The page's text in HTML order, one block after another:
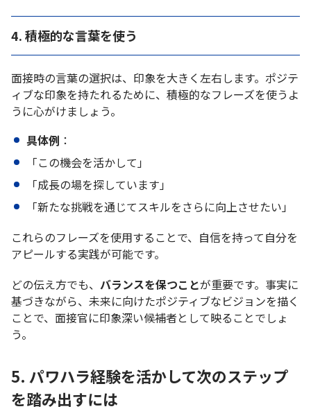
4. 積極的な言葉を使う
面接時の言葉の選択は、印象を大きく左右します。ポジテ
ィブな印象を持たれるために、積極的なフレーズを使うよ
うに心がけましょう。
具体例 ：
「この機会を活かして」
「成長の場を探しています」
「新たな挑戦を通じてスキルをさらに向上させたい」
これらのフレーズを使用することで、自信を持って自分を
アピールする実践が可能です。
どの伝え方でも、 バランスを保つことが重要です。事実に
基づきながら、未来に向けたポジティブなビジョンを描く
ことで、面接官に印象深い候補者として映ることでしょ
う。
5. パワハラ経験を活かして次のステップ
を踏み出すには